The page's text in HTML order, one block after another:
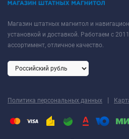
Магазин штатных магнитол и
установкой и доставкой. Работаем с
ассортимент, отличное качество.
Политика персональных данных |